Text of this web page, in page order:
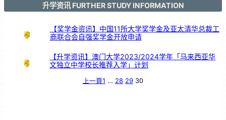
升学资讯 FURTHER STUDY INFORMATION
【奖学金资讯】中国11所大学奖学金及亚太清华总裁工
商联合会自强奖学金开放申请
【升学资讯】澳门大学2023/2024学年「马来西亚华
文独立中学校长推荐入学」计划
上一頁1 … 28 29 30